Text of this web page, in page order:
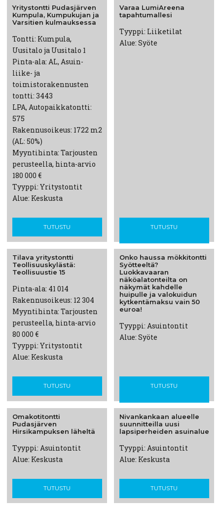
Yritystontti Pudasjärven
Kumpula, Kumpukujan ja
Varsitien kulmauksessa
Tontti: Kumpula,
Uusitalo ja Uusitalo 1
Pinta-ala: AL, Asuin-
liike- ja
toimistorakennusten
tontti: 3443
LPA, Autopaikkatontti:
575
Rakennusoikeus: 1722 m2
(AL: 50%)
Myyntihinta: Tarjousten
perusteella, hinta-arvio
180 000 €
Tyyppi: Yritystontit
Alue: Keskusta
TUTUSTU
Varaa LumiAreena
tapahtumallesi
Tyyppi: Liiketilat
Alue: Syöte
TUTUSTU
Tilava yritystontti
Teollisuuskylästä:
Teollisuustie 15
Pinta-ala: 41 014
Rakennusoikeus: 12 304
Myyntihinta: Tarjousten
perusteella, hinta-arvio
80 000 €
Tyyppi: Yritystontit
Alue: Keskusta
TUTUSTU
Onko haussa mökkitontti
Syötteeltä?
Luokkavaaran
näköalatonteilta on
näkymät kahdelle
huipulle ja valokuidun
kytkentämaksu vain 50
euroa!
Tyyppi: Asuintontit
Alue: Syöte
TUTUSTU
Omakotitontti
Pudasjärven
Hirsikampuksen läheltä
Tyyppi: Asuintontit
Alue: Keskusta
TUTUSTU
Nivankankaan alueelle
suunnitteilla uusi
lapsiperheiden asuinalue
Tyyppi: Asuintontit
Alue: Keskusta
TUTUSTU